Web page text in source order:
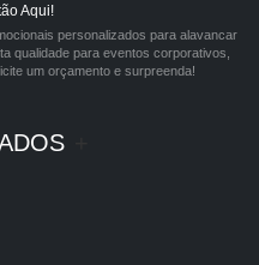
Aqui!
personalizados para alavancar
qualidade para eventos corporativos,
um orçamento e surpreenda!